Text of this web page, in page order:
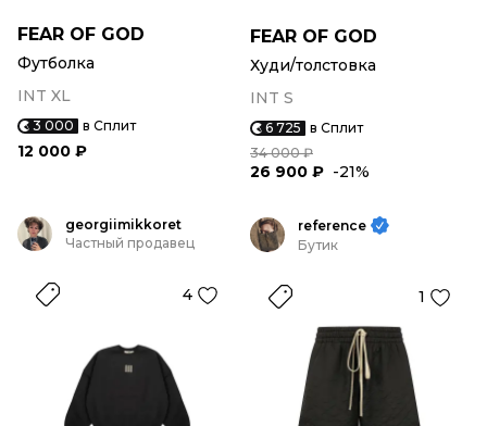
FEAR OF GOD
Футболка
INT XL
3 000 в Сплит
12 000 ₽
FEAR OF GOD
Худи/толстовка
INT S
6 725 в Сплит
34 000 ₽
26 900 ₽ -21%
georgiimikkoret
Частный продавец
4
reference
Бутик
1